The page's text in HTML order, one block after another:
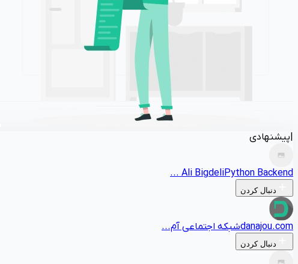
پیشنهادی
Ali BigdeliPython Backend ...
دنبال کردن
danajou.comشبکه اجتماعی آم...
دنبال کردن